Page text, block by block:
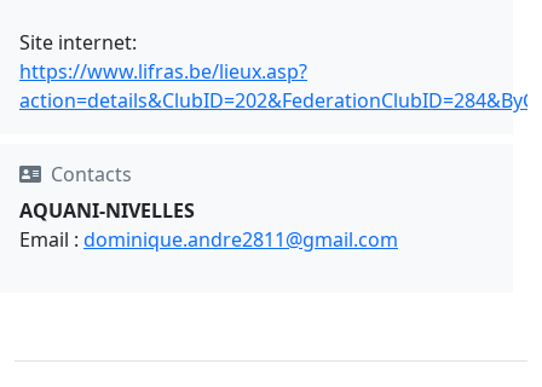
Site internet:
https://www.lifras.be/lieux.asp?
Contacts
AQUANI-NIVELLES
Email : dominique.andre2811@gmail.com